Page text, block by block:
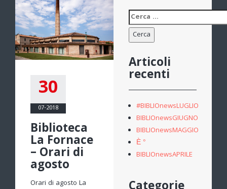
30
07-2018
Biblioteca
La Fornace
– Orari di
agosto
Orari di agosto La
Ricerca
per:
Articoli
recenti
#BIBLIOnewsLUGLIO
BIBLIOnewsGIUGNO
BIBLIOnewsMAGGIO
È °
BIBLIOnewsAPRILE